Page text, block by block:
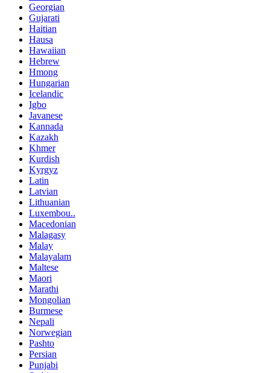
Georgian
Gujarati
Haitian
Hausa
Hawaiian
Hebrew
Hmong
Hungarian
Icelandic
Igbo
Javanese
Kannada
Kazakh
Khmer
Kurdish
Kyrgyz
Latin
Latvian
Lithuanian
Luxembou..
Macedonian
Malagasy
Malay
Malayalam
Maltese
Maori
Marathi
Mongolian
Burmese
Nepali
Norwegian
Pashto
Persian
Punjabi